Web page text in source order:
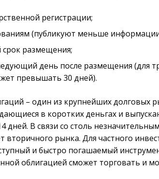
регистрации;
(публикуют меньше
размещения;
день после размещения (для
превышать 30 дней).
– один из крупнейших долговых
в коротких деньгах и
дней. В связи со столь
вторичного рынка. Для частного
и быстро погашаемый
облигацией сможет торговать и